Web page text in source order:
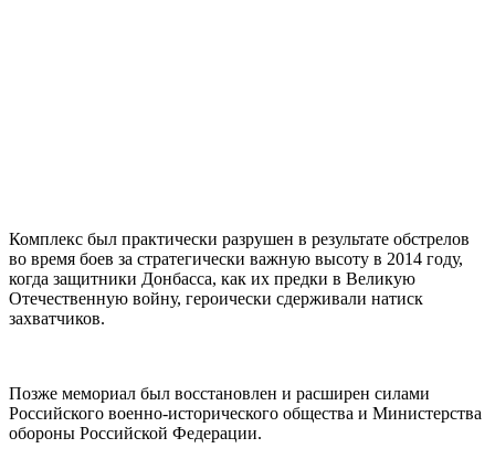
Комплекс был практически разрушен в результате обстрелов
во время боев за стратегически важную высоту в 2014 году,
когда защитники Донбасса, как их предки в Великую
Отечественную войну, героически сдерживали натиск
захватчиков.
Позже мемориал был восстановлен и расширен силами
Российского военно-исторического общества и Министерства
обороны Российской Федерации.